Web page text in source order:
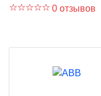
0 отзывов